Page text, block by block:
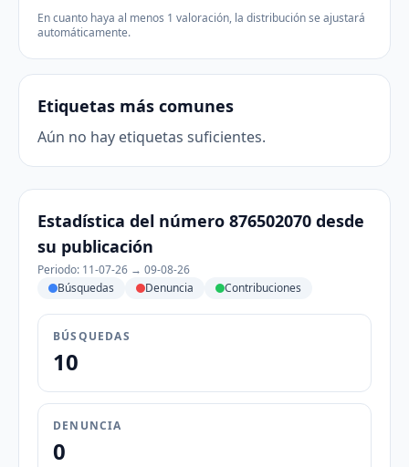
En cuanto haya al menos 1 valoración, la distribución se ajustará
automáticamente.
Etiquetas más comunes
Aún no hay etiquetas suficientes.
Estadística del número 876502070 desde
su publicación
Periodo: 11-07-26 → 09-08-26
Búsquedas
Denuncia Contribuciones
BÚSQUEDAS
10
DENUNCIA
0